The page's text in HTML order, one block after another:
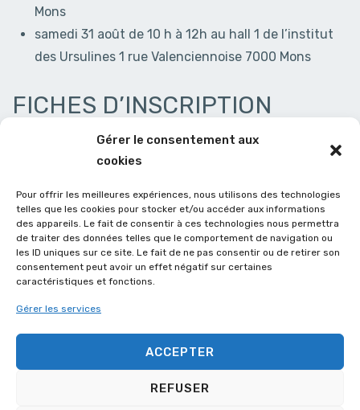
Gérer le consentement aux
cookies
Pour offrir les meilleures expériences, nous utilisons des technologies
telles que les cookies pour stocker et/ou accéder aux informations
des appareils. Le fait de consentir à ces technologies nous permettra
de traiter des données telles que le comportement de navigation ou
les ID uniques sur ce site. Le fait de ne pas consentir ou de retirer son
consentement peut avoir un effet négatif sur certaines
caractéristiques et fonctions.
Gérer les services
ACCEPTER
REFUSER
Mons
samedi 31 août de 10 h à 12h au hall 1 de l’institut
des Ursulines 1 rue Valenciennoise 7000 Mons
FICHES D’INSCRIPTION
Fiche d’inscription 2024-2025 – GAM/GAF àpd 3 ans
Fiche d’inscription 2024-2025 – Adultes + de 15 ans
NAVIGATION
DE
L’ARTICLE
Previous
Post
is
‹ Fête du club
Next
Post
Suspension des inscriptions ›
MENU
Accueil Les horaires
Mentions légales
Politique de cookies (UE)